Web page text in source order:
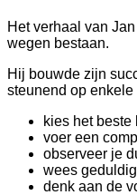
Het verhaal van
wegen bestaan.
Hij bouwde zijn
steunend op
kies het beste
voer een
observeer je
wees
denk aan de